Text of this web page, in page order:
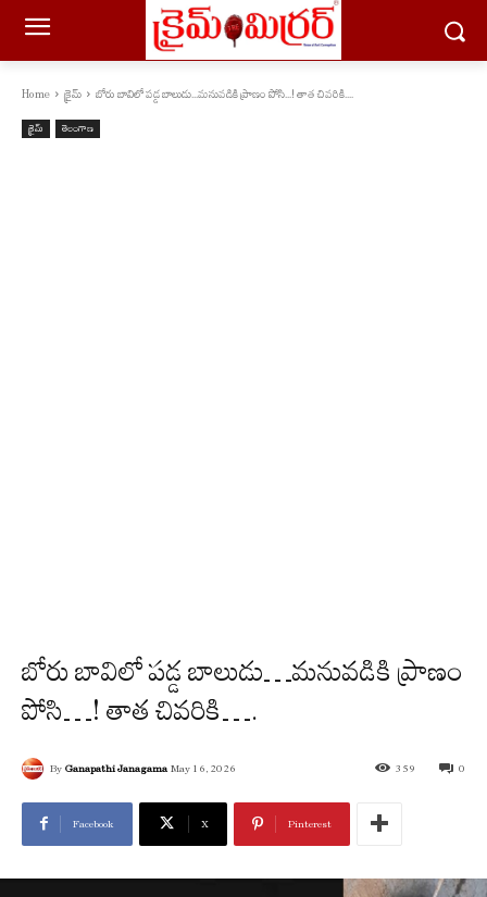
Home క్రైమ్ బోరు బావిలో ప‌డ్డ బాలుడు...మ‌నువ‌డికి ప్రాణం పోసి...! తాత చివ‌రికి....
క్రైమ్ తెలంగాణ
బోరు బావిలో ప‌డ్డ బాలుడు…మ‌నువ‌డికి ప్రాణం
పోసి…! తాత చివ‌రికి….
By Ganapathi Janagama May 16, 2026 0
359
Facebook X Pinterest